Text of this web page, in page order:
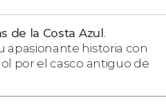
de la Costa Azul.
apasionante historia con
por el casco antiguo de